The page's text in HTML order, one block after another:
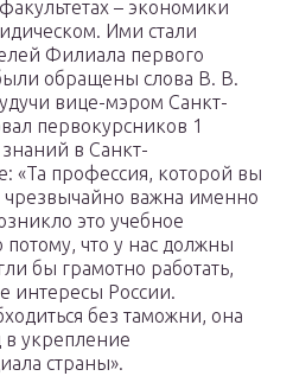
– экономики
Ими стали
Филиала первого
обращены слова В. В.
вице-мэром Санкт-
первокур­сников 1
в Санкт-
«Та профессия, которой вы
чрез­вычайно важна именно
это учеб­ное
что у нас должны
бы грамотно работать,
ин­тересы России.
без таможни, она
укрепление
страны».